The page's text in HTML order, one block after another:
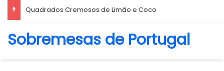
Biscoito Amanteigado
Sobremesas de Portugal